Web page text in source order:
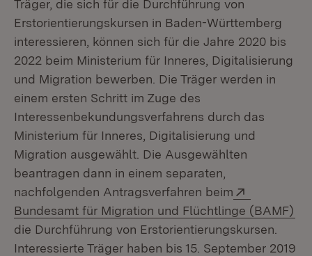
Träger, die sich für die Durchführung von
Erstorientierungskursen in Baden-Württemberg
interessieren, können sich für die Jahre 2020 bis
2022 beim Ministerium für Inneres, Digitalisierung
und Migration bewerben. Die Träger werden in
einem ersten Schritt im Zuge des
Interessenbekundungsverfahrens durch das
Ministerium für Inneres, Digitalisierung und
Migration ausgewählt. Die Ausgewählten
beantragen dann in einem separaten,
nachfolgenden Antragsverfahren beim
Bundesamt für Migration und Flüchtlinge (BAMF)
die Durchführung von Erstorientierungskursen.
Interessierte Träger haben bis 15. September 2019